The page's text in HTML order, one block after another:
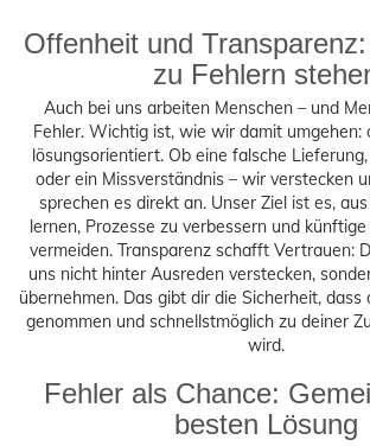
Offenheit und
zu Fehlern
Auch bei uns arbeiten Menschen – und
Fehler. Wichtig ist, wie wir damit umgehen:
lösungsorientiert. Ob eine falsche
oder ein Missverständnis – wir verstecken
sprechen es direkt an. Unser Ziel ist es,
lernen, Prozesse zu verbessern und
vermeiden. Transparenz schafft Vertrauen:
uns nicht hinter Ausreden verstecken,
übernehmen. Das gibt dir die Sicherheit, dass
genommen und schnellstmöglich zu deiner
wird.
Fehler als Chance:
besten Lösung